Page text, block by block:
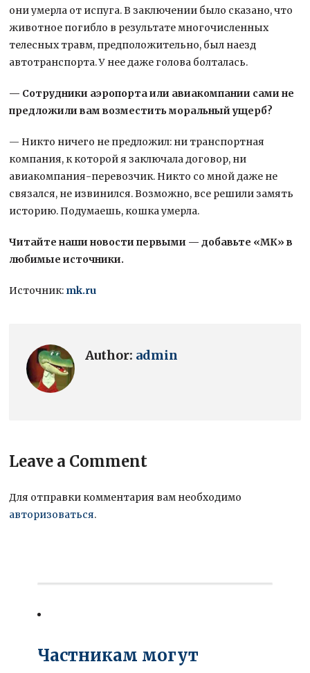
они умерла от испуга. В заключении было сказано, что
животное погибло в результате многочисленных
телесных травм, предположительно, был наезд
автотранспорта. У нее даже голова болталась.
— Сотрудники аэропорта или авиакомпании сами не
предложили вам возместить моральный ущерб?
— Никто ничего не предложил: ни транспортная
компания, к которой я заключала договор, ни
авиакомпания-перевозчик. Никто со мной даже не
связался, не извинился. Возможно, все решили замять
историю. Подумаешь, кошка умерла.
Читайте наши новости первыми — добавьте «МК» в
любимые источники.
Источник: mk.ru
Author: admin
Leave a Comment
Для отправки комментария вам необходимо
авторизоваться.
Частникам могут